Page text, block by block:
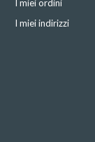
I miei ordini
I miei indirizzi